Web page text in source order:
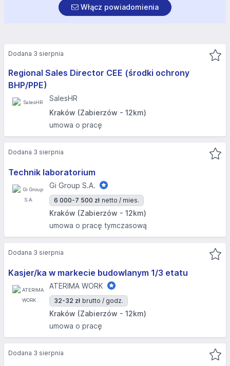
Włącz powiadomienia
Regional Sales Director CEE (środki ochrony
BHP/PPE)
SalesHR
Kraków (Zabierzów - 12km)
umowa o pracę
Dodana 3 sierpnia
Technik laboratorium
Gi Group S.A.
6 000-7 500 zł netto / mies.
Kraków (Zabierzów - 12km)
umowa o pracę tymczasową
Dodana 3 sierpnia
Kasjer/ka w markecie budowlanym 1/3 etatu
ATERIMA WORK
32-32 zł brutto / godz.
Kraków (Zabierzów - 12km)
umowa o pracę
Dodana 3 sierpnia
Dodana 3 sierpnia